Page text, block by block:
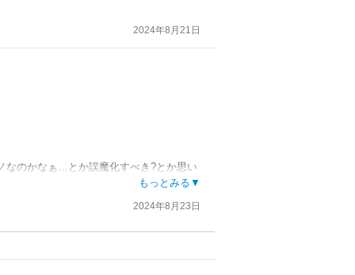
2024年8月21日
なのかなぁ…とか誤魔化すべき?とか思い
もっとみる▼
2024年8月23日